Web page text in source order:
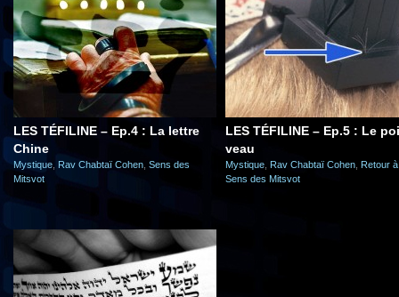
LES TÉFILINE – Ep.4 : La lettre
Chine
Mystique Rav Chabtaï Cohen Sens des
Mitsvot
LES TÉFILINE – Ep.5 : Le
veau
Mystique Rav Chabtaï Cohen Retour
Sens des Mitsvot